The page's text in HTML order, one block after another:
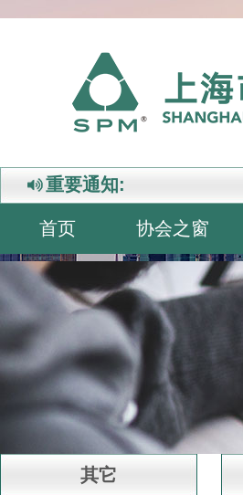
重要通知:
首页 协会之窗
其它